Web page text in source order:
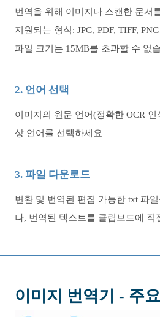
번역을 위해 이미지나 스캔한 문서
지원되는 형식: JPG, PDF, TIFF,
파일 크기는 15MB를 초과할 수 없
2. 언어 선택
이미지의 원문 언어(정확한 OCR 인
상 언어를 선택하세요
3. 파일 다운로드
변환 및 번역된 편집 가능한 txt 파
나, 번역된 텍스트를 클립보드에 직
이미지 번역기 - 주